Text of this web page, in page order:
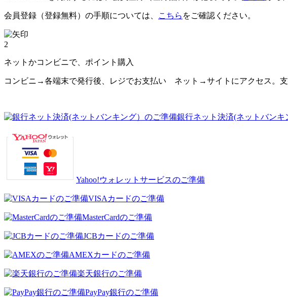
会員登録（登録無料）の手順については、 こちら をご確認ください。
2
ネットかコンビニで、ポイント購入
コンビニ→各端末で発行後、レジでお支払い ネット→サイトにアクセス。支
銀行ネット決済(ネットバンキ
Yahoo!ウォレットサービスのご準備
VISAカードのご準備
MasterCardのご準備
JCBカードのご準備
AMEXカードのご準備
楽天銀行のご準備
PayPay銀行のご準備